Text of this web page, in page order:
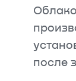
после